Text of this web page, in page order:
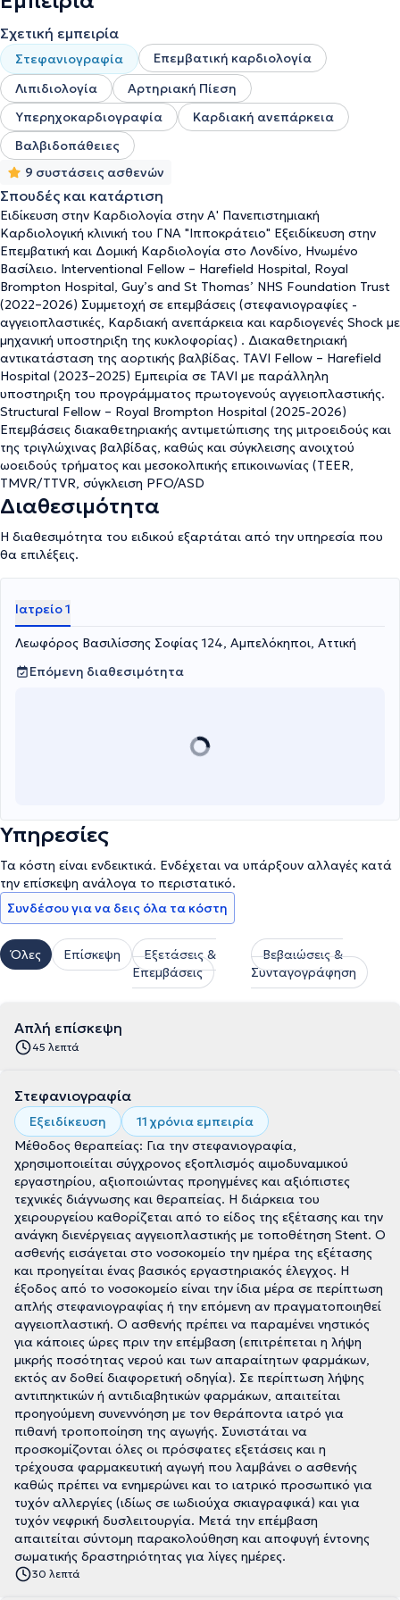
Σχετική εμπειρία
Στεφανιογραφία
Επεμβατική καρδιολογία
Λιπιδιολογία
Αρτηριακή Πίεση
Υπερηχοκαρδιογραφία
Καρδιακή ανεπάρκεια
Βαλβιδοπάθειες
9 συστάσεις ασθενών
Σπουδές και κατάρτιση
Ειδίκευση στην Καρδιολογία στην Α' Πανεπιστημιακή
Καρδιολογική κλινική του ΓΝΑ "Ιπποκράτειο" Εξειδίκευση στην
Επεμβατική και Δομική Καρδιολογία στο Λονδίνο, Ηνωμένο
Βασίλειο. Interventional Fellow – Harefield Hospital, Royal
Brompton Hospital, Guy’s and St Thomas’ NHS Foundation Trust
(2022–2026) Συμμετοχή σε επεμβάσεις (στεφανιογραφίες -
αγγειοπλαστικές, Καρδιακή ανεπάρκεια και καρδιογενές Shock με
μηχανική υποστηριξη της κυκλοφορίας) . Διακαθετηριακή
αντικατάσταση της αορτικής βαλβίδας. TAVI Fellow – Harefield
Hospital (2023–2025) Εμπειρία σε TAVI με παράλληλη
υποστηριξη του προγράμματος πρωτογενούς αγγειοπλαστικής.
Structural Fellow – Royal Brompton Hospital (2025-2026)
Επεμβάσεις διακαθετηριακής αντιμετώπισης της μιτροειδούς και
της τριγλώχινας βαλβίδας, καθώς και σύγκλεισης ανοιχτού
ωοειδούς τρήματος και μεσοκολπικής επικοινωνίας (TEER,
TMVR/TTVR, σύγκλειση PFO/ASD
Διαθεσιμότητα
Η διαθεσιμότητα του ειδικού εξαρτάται από την υπηρεσία που
θα επιλέξεις.
Ιατρείο 1
Λεωφόρος Βασιλίσσης Σοφίας 124, Αμπελόκηποι, Αττική
Επόμενη διαθεσιμότητα
Υπηρεσίες
Τα κόστη είναι ενδεικτικά. Ενδέχεται να υπάρξουν αλλαγές κατά
την επίσκεψη ανάλογα το περιστατικό.
Συνδέσου για να δεις όλα τα κόστη
Όλες Επίσκεψη
Εξετάσεις &
Επεμβάσεις
Βεβαιώσεις &
Συνταγογράφηση
Απλή επίσκεψη
45 λεπτά
Στεφανιογραφία
Εξειδίκευση
11 χρόνια εμπειρία
Μέθοδος θεραπείας: Για την στεφανιογραφία,
χρησιμοποιείται σύγχρονος εξοπλισμός αιμοδυναμικού
εργαστηρίου, αξιοποιώντας προηγμένες και αξιόπιστες
τεχνικές διάγνωσης και θεραπείας. Η διάρκεια του
χειρουργείου καθορίζεται από το είδος της εξέτασης και την
ανάγκη διενέργειας αγγειοπλαστικής με τοποθέτηση Stent. Ο
ασθενής εισάγεται στο νοσοκομείο την ημέρα της εξέτασης
και προηγείται ένας βασικός εργαστηριακός έλεγχος. Η
έξοδος από το νοσοκομείο είναι την ίδια μέρα σε περίπτωση
απλής στεφανιογραφίας ή την επόμενη αν πραγματοποιηθεί
αγγειοπλαστική. Ο ασθενής πρέπει να παραμένει νηστικός
για κάποιες ώρες πριν την επέμβαση (επιτρέπεται η λήψη
μικρής ποσότητας νερού και των απαραίτητων φαρμάκων,
εκτός αν δοθεί διαφορετική οδηγία). Σε περίπτωση λήψης
αντιπηκτικών ή αντιδιαβητικών φαρμάκων, απαιτείται
προηγούμενη συνεννόηση με τον θεράποντα ιατρό για
πιθανή τροποποίηση της αγωγής. Συνιστάται να
προσκομίζονται όλες οι πρόσφατες εξετάσεις και η
τρέχουσα φαρμακευτική αγωγή που λαμβάνει ο ασθενής
καθώς πρέπει να ενημερώνει και το ιατρικό προσωπικό για
τυχόν αλλεργίες (ιδίως σε ιωδιούχα σκιαγραφικά) και για
τυχόν νεφρική δυσλειτουργία. Μετά την επέμβαση
απαιτείται σύντομη παρακολούθηση και αποφυγή έντονης
σωματικής δραστηριότητας για λίγες ημέρες.
30 λεπτά